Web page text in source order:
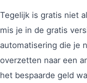
Tegelijk is gratis niet
mis je in de gratis
automatisering die je
overzetten naar een
het bespaarde geld